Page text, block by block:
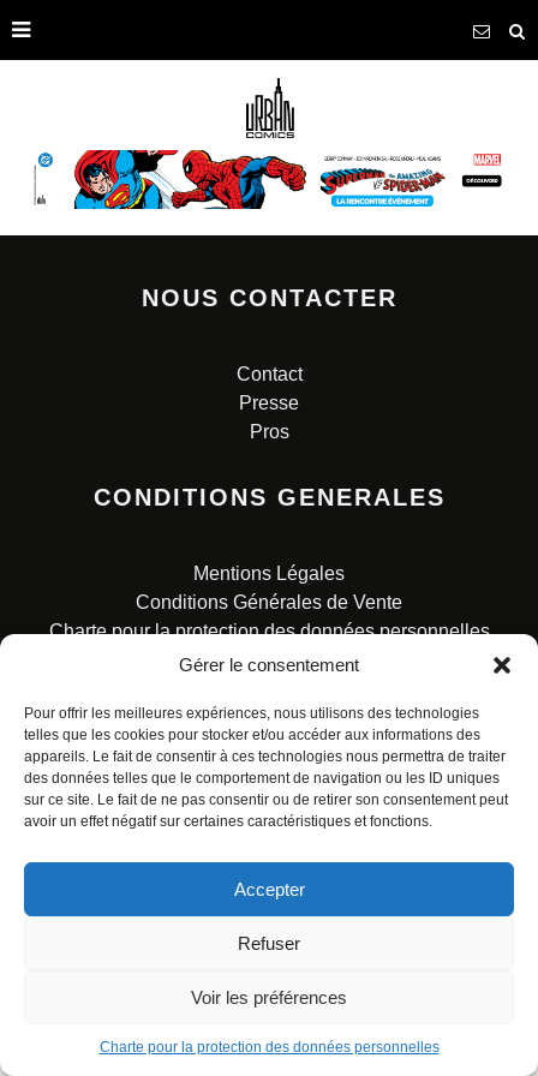
Gérer le consentement
Pour offrir les meilleures expériences, nous utilisons des technologies
telles que les cookies pour stocker et/ou accéder aux informations des
appareils. Le fait de consentir à ces technologies nous permettra de traiter
des données telles que le comportement de navigation ou les ID uniques
sur ce site. Le fait de ne pas consentir ou de retirer son consentement peut
avoir un effet négatif sur certaines caractéristiques et fonctions.
Accepter
Refuser
Voir les préférences
Charte pour la protection des données personnelles
NOUS CONTACTER
Contact
Presse
Pros
CONDITIONS GENERALES
Mentions Légales
Conditions Générales de Vente
Charte pour la protection des données personnelles
© ALL RIGHTS RESERVED. URBAN COMICS POUR LES
ÉDITIONS FRANÇAISES.